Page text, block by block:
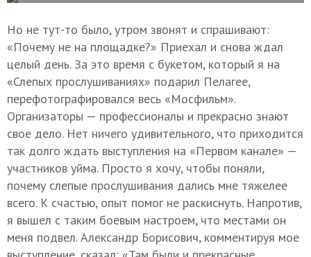
Но не тут-то было, утром звонят и спрашивают:
«Почему не на площадке?» Приехал и снова ждал
целый день. За это время с букетом, который я на
«Слепых прослушиваниях» подарил Пелагее,
перефотографировался весь «Мосфильм».
Организаторы — профессионалы и прекрасно знают
свое дело. Нет ничего удивительного, что приходится
так долго ждать выступления на «Первом канале» —
участников уйма. Просто я хочу, чтобы поняли,
почему слепые прослушивания дались мне тяжелее
всего. К счастью, опыт помог не раскиснуть. Напротив,
я вышел с таким боевым настроем, что местами он
меня подвел. Александр Борисович, комментируя мое